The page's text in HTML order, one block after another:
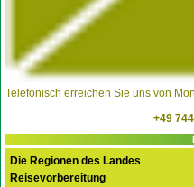
Telefonisch erreichen Sie uns von
+49
Die Regionen des Landes
Reisevorbereitung